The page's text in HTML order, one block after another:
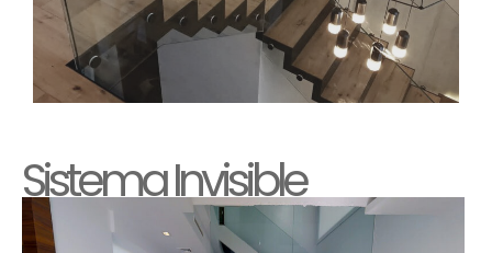
Sistema Invisible